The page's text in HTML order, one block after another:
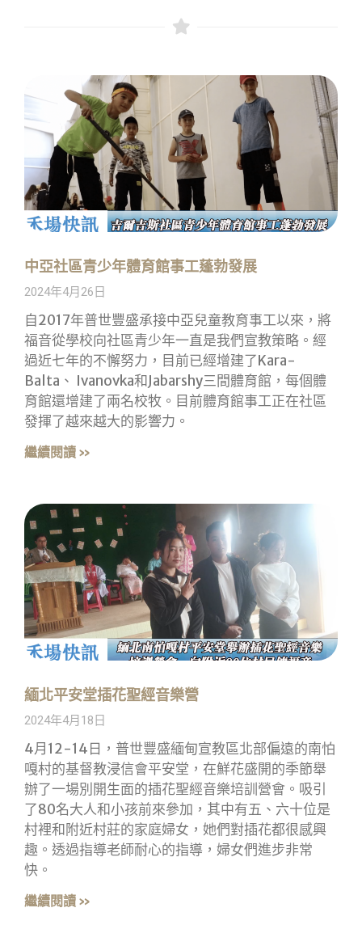
中亞社區青少年體育館事工蓬勃發展
2024年4月26日
自2017年普世豐盛承接中亞兒童教育事工以來，將
福音從學校向社區青少年一直是我們宣教策略。經
過近七年的不懈努力，目前已經增建了Kara-
Balta、 Ivanovka和Jabarshy三間體育館，每個體
育館還增建了兩名校牧。目前體育館事工正在社區
發揮了越來越大的影響力。
繼續閱讀 »
緬北平安堂插花聖經音樂營
2024年4月18日
4月12-14日，普世豐盛緬甸宣教區北部偏遠的南怕
嘎村的基督教浸信會平安堂，在鮮花盛開的季節舉
辦了一場別開生面的插花聖經音樂培訓營會。吸引
了80名大人和小孩前來參加，其中有五、六十位是
村裡和附近村莊的家庭婦女，她們對插花都很感興
趣。透過指導老師耐心的指導，婦女們進步非常
快。
繼續閱讀 »